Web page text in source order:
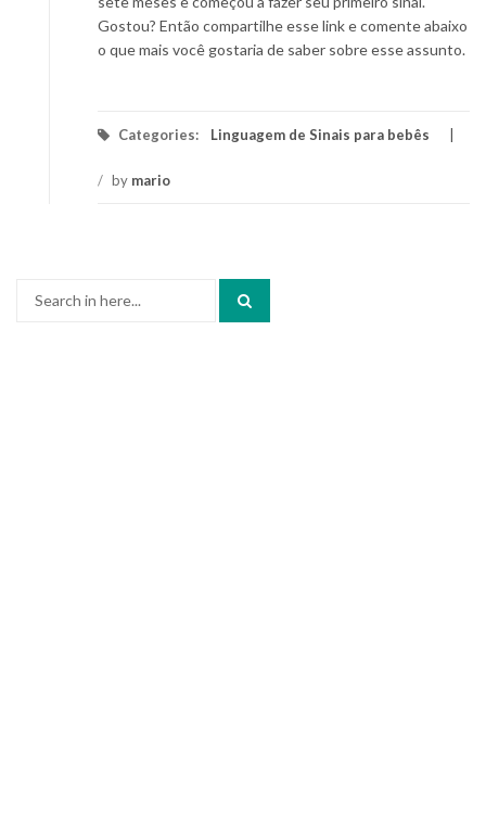
Gostou? Então compartilhe esse link e comente abaixo
o que mais você gostaria de saber sobre esse assunto.
Categories: Linguagem de Sinais para bebês
/ by mario